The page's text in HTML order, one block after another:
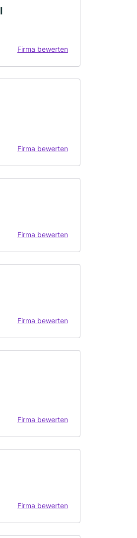
Firma bewerten
Firma bewerten
Firma bewerten
Firma bewerten
Firma bewerten
Firma bewerten